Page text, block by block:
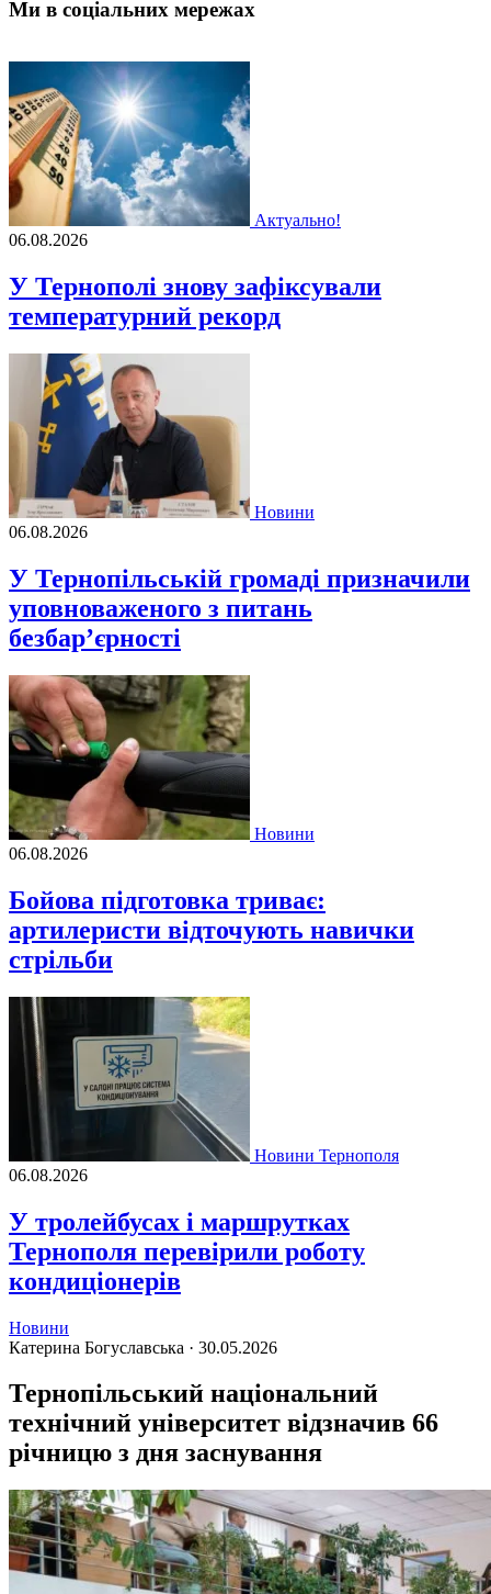
Ми в соціальних мережах
Актуально!
06.08.2026
У Тернополі знову зафіксували
температурний рекорд
Новини
06.08.2026
У Тернопільській громаді призначили
уповноваженого з питань
безбар’єрності
Новини
06.08.2026
Бойова підготовка триває:
артилеристи відточують навички
стрільби
Новини Тернополя
06.08.2026
У тролейбусах і маршрутках
Тернополя перевірили роботу
кондиціонерів
Новини
Катерина Богуславська · 30.05.2026
Тернопільський національний
технічний університет відзначив 66
річницю з дня заснування